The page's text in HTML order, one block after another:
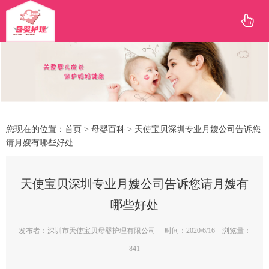
您现在的位置： 首页 > 母婴百科 > 天使宝贝深圳专业月嫂公司告诉您
请月嫂有哪些好处
天使宝贝深圳专业月嫂公司告诉您请月嫂有
哪些好处
发布者：深圳市天使宝贝母婴护理有限公司 时间：2020/6/16 浏览量：
841